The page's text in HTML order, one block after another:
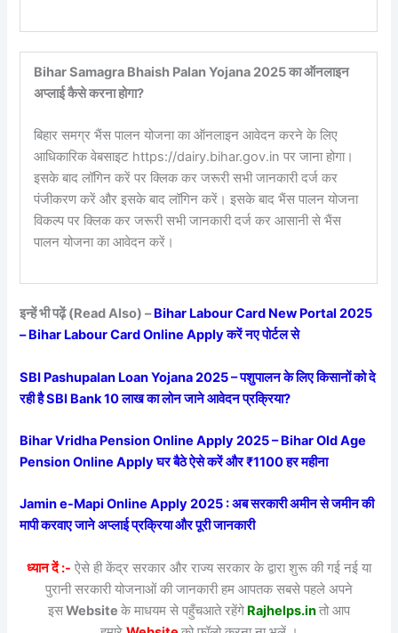
Bihar Samagra Bhaish Palan Yojana 2025 का ऑनलाइन
अप्लाई कैसे करना होगा?
बिहार समग्र भैंस पालन योजना का ऑनलाइन आवेदन करने के लिए
आधिकारिक वेबसाइट https://dairy.bihar.gov.in पर जाना होगा।
इसके बाद लॉगिन करें पर क्लिक कर जरूरी सभी जानकारी दर्ज कर
पंजीकरण करें और इसके बाद लॉगिन करें। इसके बाद भैंस पालन योजना
विकल्प पर क्लिक कर जरूरी सभी जानकारी दर्ज कर आसानी से भैंस
पालन योजना का आवेदन करें।
इन्हें भी पढ़ें (Read Also) –Bihar Labour Card New Portal 2025
– Bihar Labour Card Online Apply करें नए पोर्टल से
SBI Pashupalan Loan Yojana 2025 – पशुपालन के लिए किसानों को दे
रही है SBI Bank 10 लाख का लोन जाने आवेदन प्रक्रिया?
Bihar Vridha Pension Online Apply 2025 – Bihar Old Age
Pension Online Apply घर बैठे ऐसे करें और ₹1100 हर महीना
Jamin e-Mapi Online Apply 2025 : अब सरकारी अमीन से जमीन की
मापी करवाए जाने अप्लाई प्रक्रिया और पूरी जानकारी
ध्यान दें :- ऐसे ही केंद्र सरकार और राज्य सरकार के द्वारा शुरू की गई नई या
पुरानी सरकारी योजनाओं की जानकारी हम आपतक सबसे पहले अपने
इसWebsite के माधयम से पहुँचआते रहेंगे Rajhelps.inतो आप